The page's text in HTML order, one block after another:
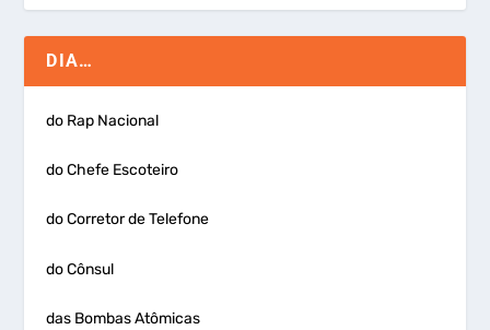
DIA…
do Rap Nacional
do Chefe Escoteiro
do Corretor de Telefone
do Cônsul
das Bombas Atômicas